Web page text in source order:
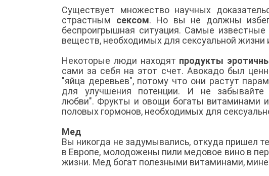
Существует множество научных
страстным сексом. Но вы не должны
беспроигрышная ситуация. Самые известные
веществ, необходимых для сексуальной жизни
Некоторые люди находят продукты
сами за себя на этот счет. Авокадо был
"яйца деревьев", потому что они растут
для улучшения потенции. И не
любви". Фрукты и овощи богаты витаминами
половых гормонов, необходимых для
Мед
Вы никогда не задумывались, откуда пришел
в Европе, молодожены пили медовое вино в
жизни. Мед богат полезными витаминами,